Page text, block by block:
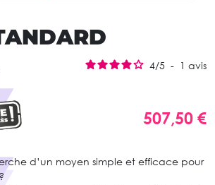
4/5 - 1 avis
507,50 €
d’un moyen simple et efficace pour